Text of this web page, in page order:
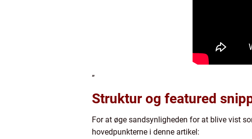
”
Struktur og featured
For at øge sandsynligheden for at blive vist
hovedpunkterne i denne artikel: